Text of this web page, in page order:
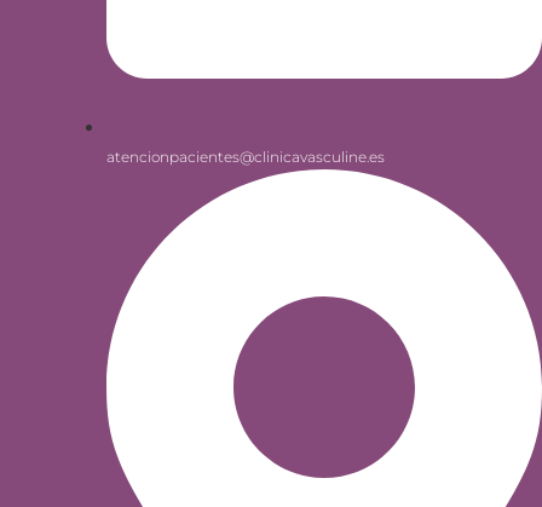
atencionpacientes@clinicavasculine.es